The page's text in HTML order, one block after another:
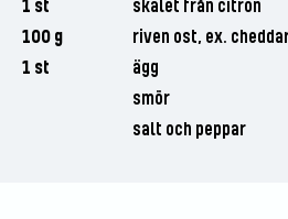
1 st
skalet från citron
100 g
riven ost, ex.
1 st
ägg
smör
salt och peppar